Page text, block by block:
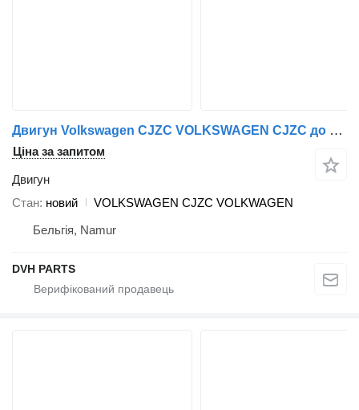
Двигун Volkswagen CJZC VOLKSWAGEN CJZC до автомобіля Volkswagen
Ціна за запитом
Двигун
Стан новий
VOLKSWAGEN CJZC VOLKWAGEN
Бельгія, Namur
DVH PARTS